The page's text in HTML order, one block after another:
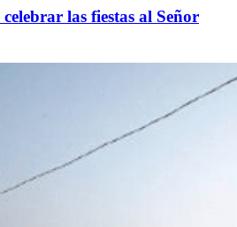
las fiestas al Señor